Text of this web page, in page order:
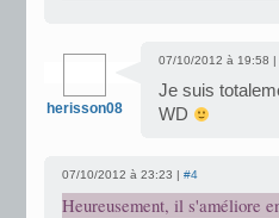
herisson08
07/10/2012 à 19:58 |
Je suis
WD
07/10/2012 à 23:23 | #4
Heureusement, il s'améliore